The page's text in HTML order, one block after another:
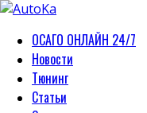
ОСАГО ОНЛАЙН 24/7
Новости
Тюнинг
Статьи